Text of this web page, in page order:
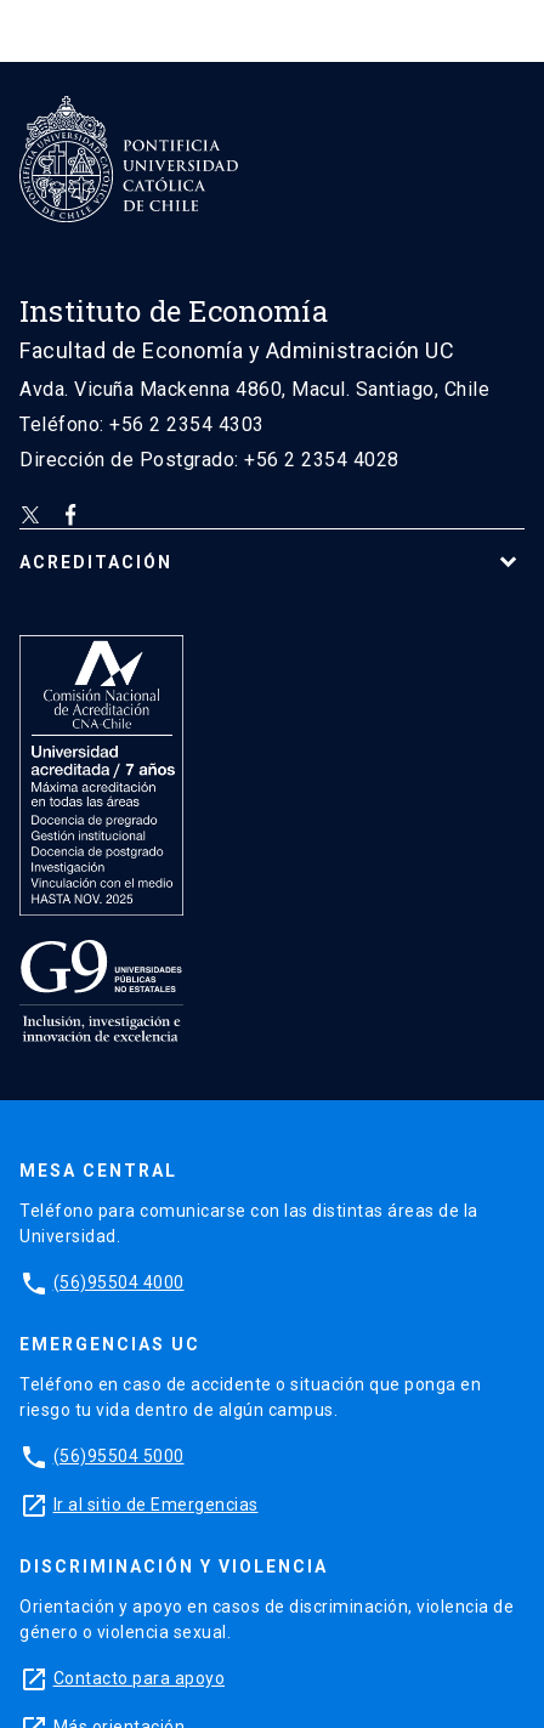
Instituto de Economía
Facultad de Economía y Administración UC
Avda. Vicuña Mackenna 4860, Macul. Santiago, Chile
Teléfono: +56 2 2354 4303
Dirección de Postgrado: +56 2 2354 4028
ACREDITACIÓN
MESA CENTRAL
Teléfono para comunicarse con las distintas áreas de la
Universidad.
phone (56)95504 4000
EMERGENCIAS UC
Teléfono en caso de accidente o situación que ponga en
riesgo tu vida dentro de algún campus.
phone (56)95504 5000
launch Ir al sitio de Emergencias
DISCRIMINACIÓN Y VIOLENCIA
Orientación y apoyo en casos de discriminación, violencia de
género o violencia sexual.
launch Contacto para apoyo